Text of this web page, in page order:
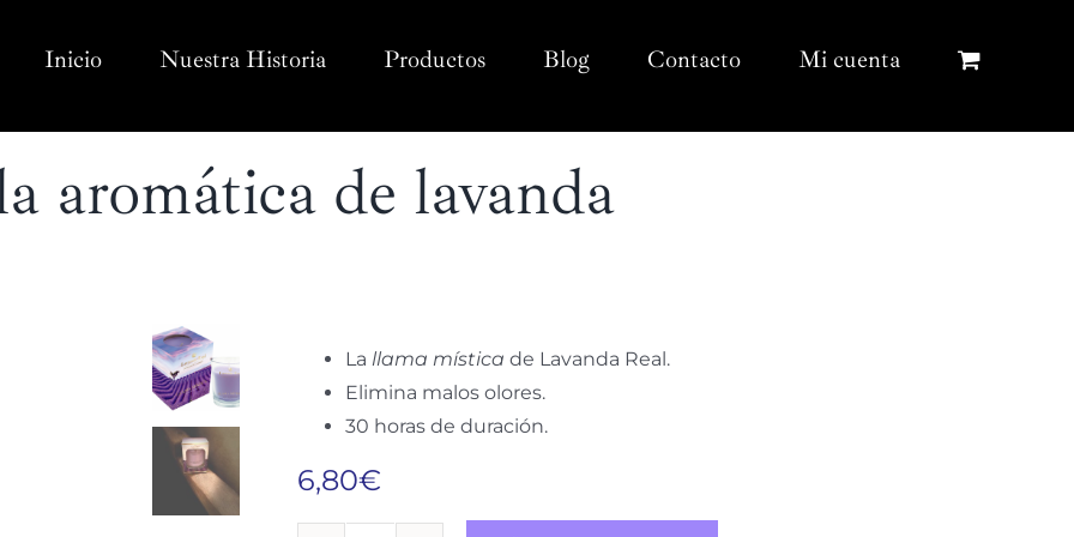
Inicio Nuestra Historia Productos Blog Contacto Mi cuenta
aromática de lavanda
La llama mística de Lavanda Real.
Elimina malos olores.
30 horas de duración.
6,80€